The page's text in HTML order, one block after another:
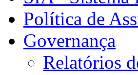
Política de
Governança
Relatórios